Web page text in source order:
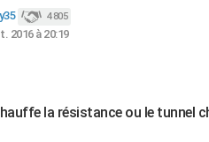
4 805
2016 à 20:19
la résistance ou le tunnel